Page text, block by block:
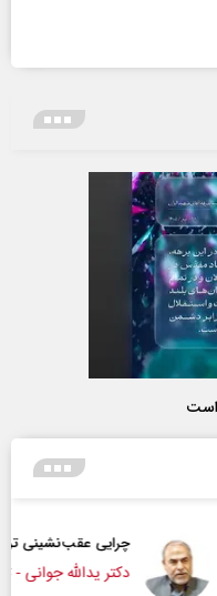
است
ترامپ؟
- تحلیلگر مسائل سیاسی